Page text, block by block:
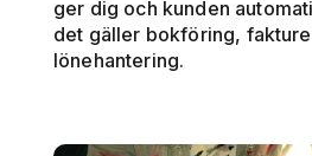
ger dig och kunden
det gäller bokföring,
lönehantering.